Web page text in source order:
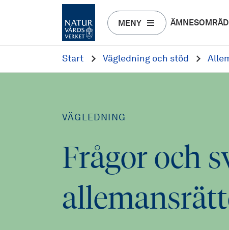
MENY
Start Vägledning och stöd
VÄGLEDNING
Frågor och